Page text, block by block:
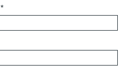
*